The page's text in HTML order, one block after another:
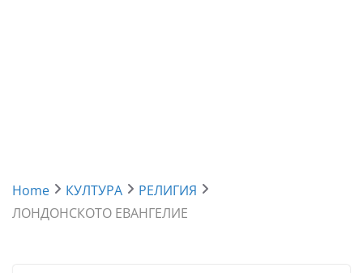
Home КУЛТУРА
РЕЛИГИЯ
ЛОНДОНСКОТО ЕВАНГЕЛИЕ